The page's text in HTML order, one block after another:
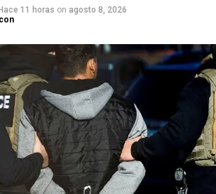
11 horas on agosto 8, 2026